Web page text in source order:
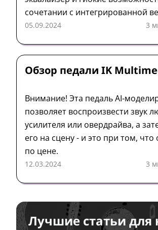
сочетании с интегрированной
фирменной системы калибровки
комплект, подходящий для
любителей музыки.
05.09.2024 3
Обзор педали IK
Внимание! Эта педаль AI-
позволяет воспроизвести звук
усилителя или овердрайва, а
его на сцену - и это при том, что
по цене.
12.03.2024 3
Лучшие статьи для